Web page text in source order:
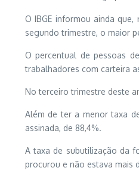
O IBGE informou ainda
segundo trimestre, o maior
O percentual de pessoas
trabalhadores com carteira
No terceiro trimestre deste
Além de ter a menor taxa
assinada, de 88,4%.
A taxa de subutilização da
procurou e não estava mais